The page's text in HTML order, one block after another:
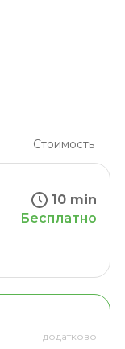
Стоимость
10 min
Бесплатно
додатково